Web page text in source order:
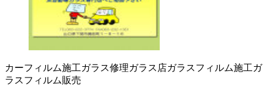
カーフィルム施工ガラス修理ガラス店ガラスフィルム施工ガ
ラスフィルム販売